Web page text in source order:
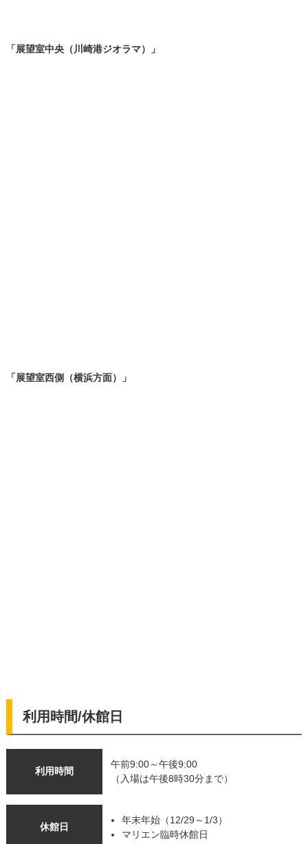
「展望室中央（川崎港ジオラマ）」
「展望室西側（横浜方面）」
利用時間/休館日
利用時間
午前9:00～午後9:00
（入場は午後8時30分まで）
休館日
年末年始（12/29～1/3）
マリエン臨時休館日